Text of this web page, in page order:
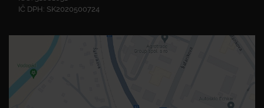
IČ DPH: SK2020500724